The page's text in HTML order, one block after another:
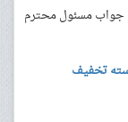
جواب مسئول محترم
تخفیف